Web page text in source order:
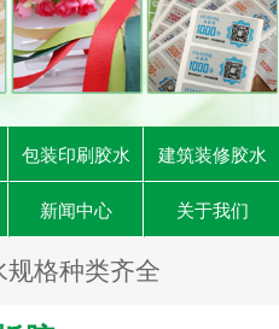
包装印刷胶水 建筑装修胶水
新闻中心 关于我们
格种类齐全